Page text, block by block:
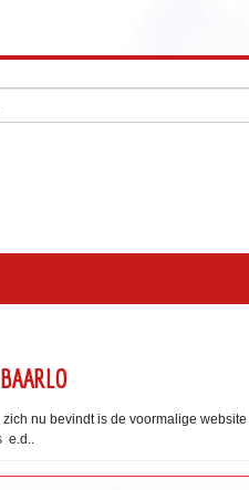
nu bevindt is de voormalige
e.d..